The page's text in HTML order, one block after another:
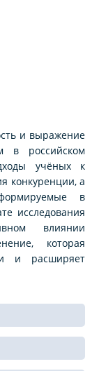
и выражение
в российском
учёных к
конкуренции, а
в
исследования
влиянии
которая
и расширяет